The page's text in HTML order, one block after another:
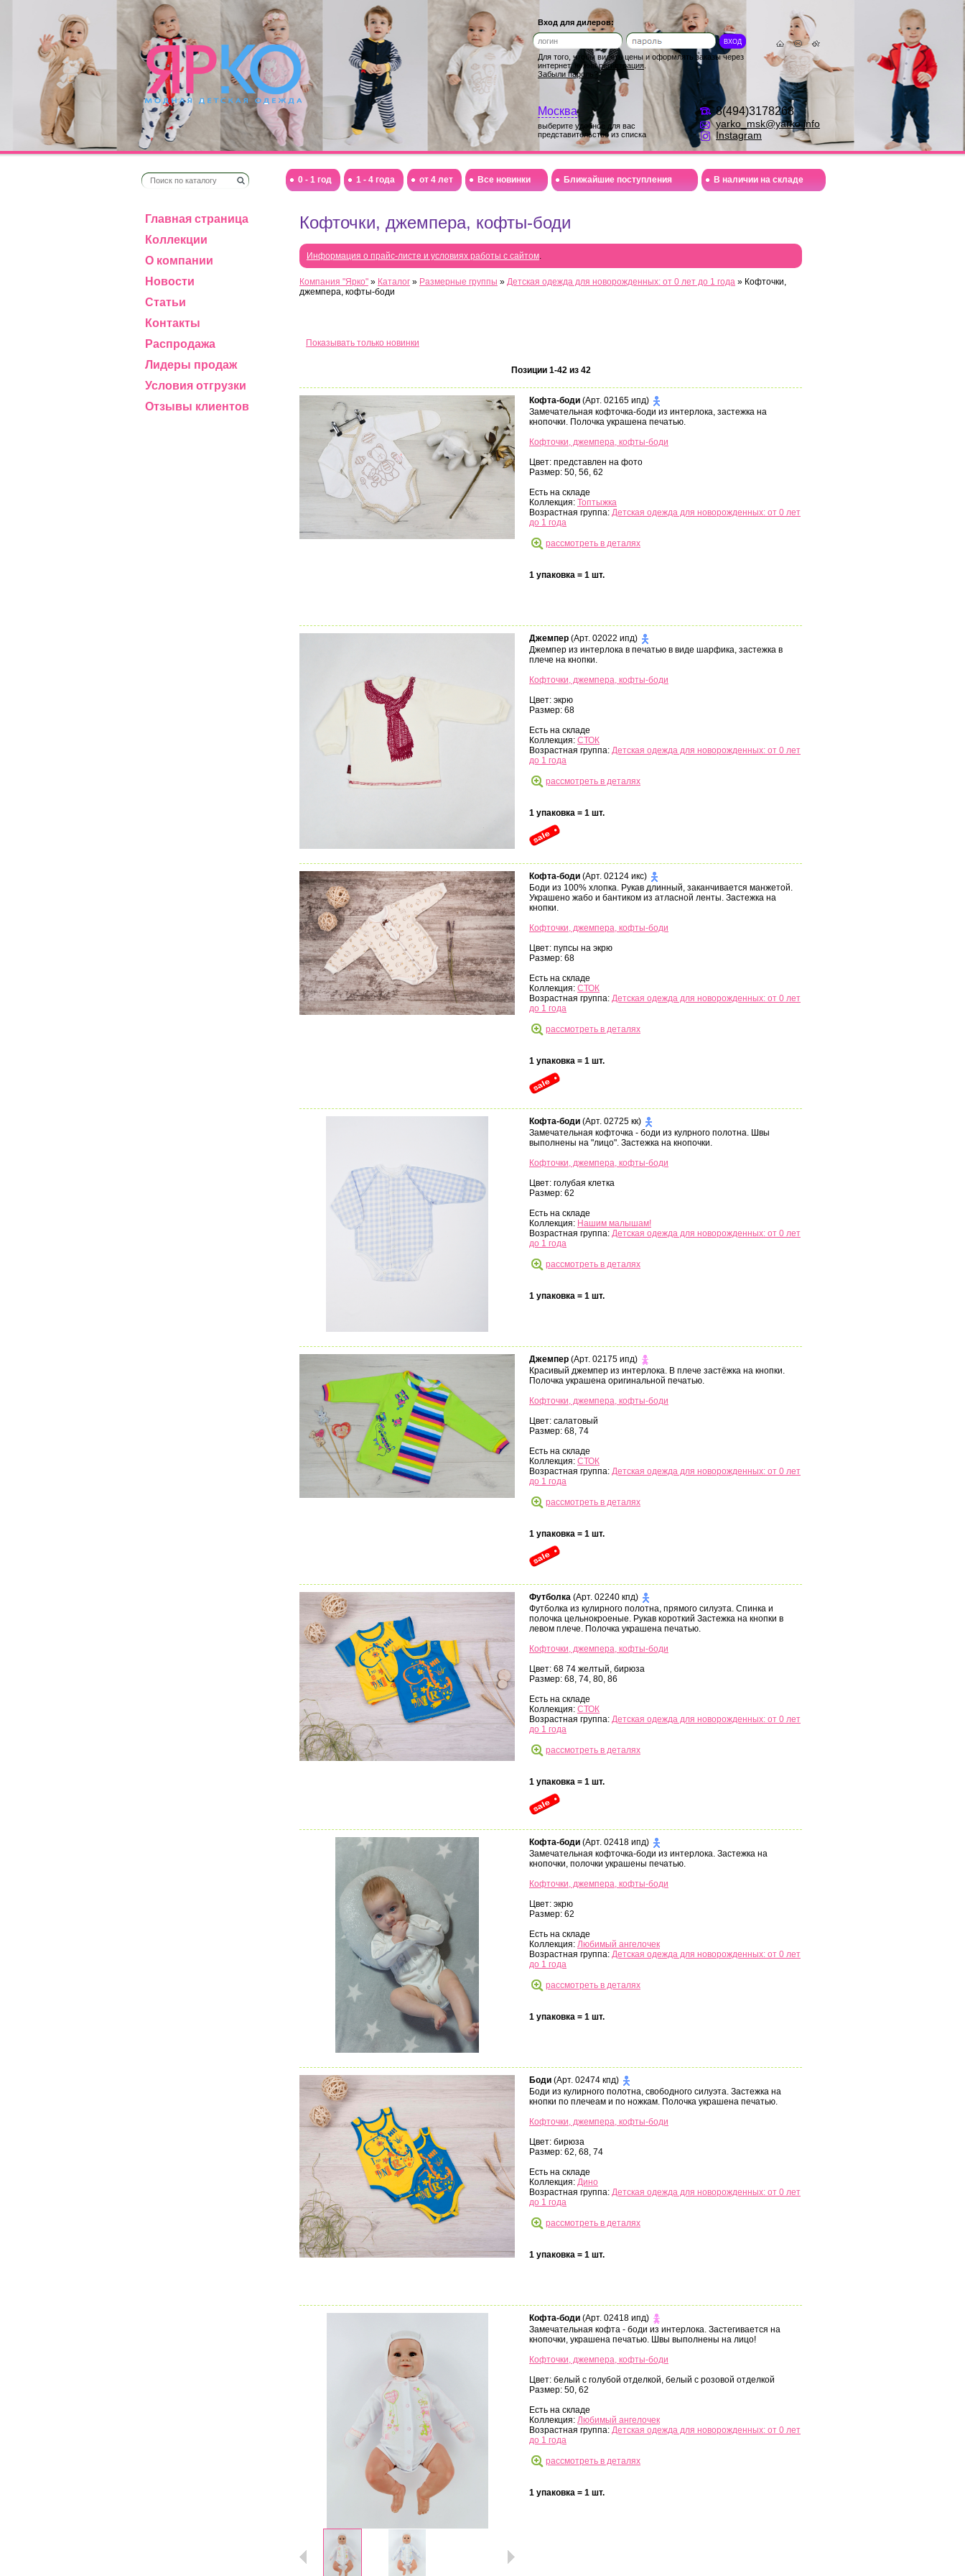
Вход для дилеров:
ВХОД
Для того, чтобы видеть цены и оформлять заказы через
интернет, нужнарегистрация
Забыли пароль?
Москва
выберите удобное для вас
представительство из списка
8(494)3178268
yarko_msk@yarko.info
Instagram
В наличии на складе
Ближайшие поступления
Все новинки
от 4 лет
1 - 4 года
0 - 1 год
Главная страница
Коллекции
О компании
Новости
Статьи
Контакты
Распродажа
Лидеры продаж
Условия отгрузки
Отзывы клиентов
Кофточки, джемпера, кофты-боди
Информация о прайс-листе и условиях работы с сайтом.
Компания "Ярко" » Каталог » Размерные группы » Детская одежда для новорожденных: от 0 лет до 1 года » Кофточки,
джемпера, кофты-боди
Показывать только новинки
Позиции 1-42 из 42
Кофта-боди (Арт. 02165 ипд)
Замечательная кофточка-боди из интерлока, застежка на
кнопочки. Полочка украшена печатью.
Кофточки, джемпера, кофты-боди
Цвет: представлен на фото
Размер: 50, 56, 62
Есть на складе
Коллекция: Топтыжка
Возрастная группа: Детская одежда для новорожденных: от 0 лет
до 1 года
рассмотреть в деталях
1 упаковка = 1 шт.
Джемпер (Арт. 02022 ипд)
Джемпер из интерлока в печатью в виде шарфика, застежка в
плече на кнопки.
Кофточки, джемпера, кофты-боди
Цвет: экрю
Размер: 68
Есть на складе
Коллекция: СТОК
Возрастная группа: Детская одежда для новорожденных: от 0 лет
до 1 года
рассмотреть в деталях
1 упаковка = 1 шт.
Кофта-боди (Арт. 02124 икс)
Боди из 100% хлопка. Рукав длинный, заканчивается манжетой.
Украшено жабо и бантиком из атласной ленты. Застежка на
кнопки.
Кофточки, джемпера, кофты-боди
Цвет: пупсы на экрю
Размер: 68
Есть на складе
Коллекция: СТОК
Возрастная группа: Детская одежда для новорожденных: от 0 лет
до 1 года
рассмотреть в деталях
1 упаковка = 1 шт.
Кофта-боди (Арт. 02725 кк)
Замечательная кофточка - боди из кулрного полотна. Швы
выполнены на "лицо". Застежка на кнопочки.
Кофточки, джемпера, кофты-боди
Цвет: голубая клетка
Размер: 62
Есть на складе
Коллекция: Нашим малышам!
Возрастная группа: Детская одежда для новорожденных: от 0 лет
до 1 года
рассмотреть в деталях
1 упаковка = 1 шт.
Джемпер (Арт. 02175 ипд)
Красивый джемпер из интерлока. В плече застёжка на кнопки.
Полочка украшена оригинальной печатью.
Кофточки, джемпера, кофты-боди
Цвет: салатовый
Размер: 68, 74
Есть на складе
Коллекция: СТОК
Возрастная группа: Детская одежда для новорожденных: от 0 лет
до 1 года
рассмотреть в деталях
1 упаковка = 1 шт.
Футболка (Арт. 02240 кпд)
Футболка из кулирного полотна, прямого силуэта. Спинка и
полочка цельнокроеные. Рукав короткий Застежка на кнопки в
левом плече. Полочка украшена печатью.
Кофточки, джемпера, кофты-боди
Цвет: 68 74 желтый, бирюза
Размер: 68, 74, 80, 86
Есть на складе
Коллекция: СТОК
Возрастная группа: Детская одежда для новорожденных: от 0 лет
до 1 года
рассмотреть в деталях
1 упаковка = 1 шт.
Кофта-боди (Арт. 02418 ипд)
Замечательная кофточка-боди из интерлока. Застежка на
кнопочки, полочки украшены печатью.
Кофточки, джемпера, кофты-боди
Цвет: экрю
Размер: 62
Есть на складе
Коллекция: Любимый ангелочек
Возрастная группа: Детская одежда для новорожденных: от 0 лет
до 1 года
рассмотреть в деталях
1 упаковка = 1 шт.
Боди (Арт. 02474 кпд)
Боди из кулирного полотна, свободного силуэта. Застежка на
кнопки по плечеам и по ножкам. Полочка украшена печатью.
Кофточки, джемпера, кофты-боди
Цвет: бирюза
Размер: 62, 68, 74
Есть на складе
Коллекция: Дино
Возрастная группа: Детская одежда для новорожденных: от 0 лет
до 1 года
рассмотреть в деталях
1 упаковка = 1 шт.
Кофта-боди (Арт. 02418 ипд)
Замечательная кофта - боди из интерлока. Застегивается на
кнопочки, украшена печатью. Швы выполнены на лицо!
Кофточки, джемпера, кофты-боди
Цвет: белый с голубой отделкой, белый с розовой отделкой
Размер: 50, 62
Есть на складе
Коллекция: Любимый ангелочек
Возрастная группа: Детская одежда для новорожденных: от 0 лет
до 1 года
рассмотреть в деталях
1 упаковка = 1 шт.